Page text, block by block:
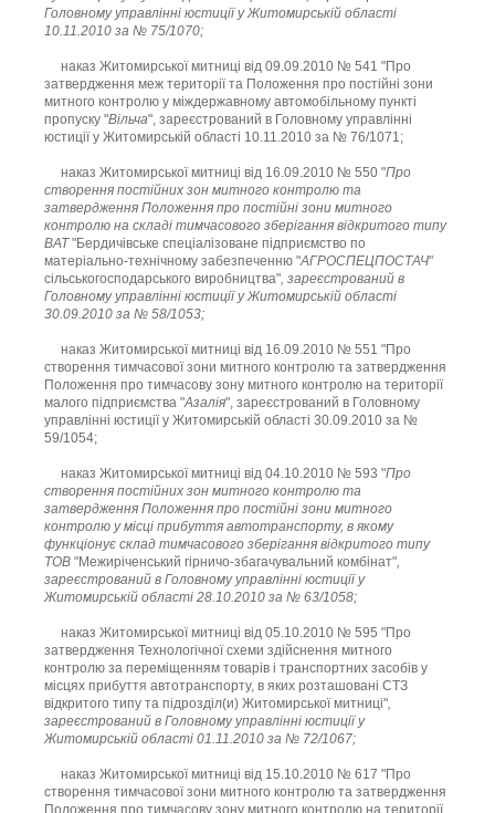
Головному управлінні юстиції у Житомирській області
10.11.2010 за № 75/1070;
наказ Житомирської митниці від 09.09.2010 № 541 "Про
затвердження меж території та Положення про постійні зони
митного контролю у міждержавному автомобільному пункті
пропуску "Вільча", зареєстрований в Головному управлінні
юстиції у Житомирській області 10.11.2010 за № 76/1071;
наказ Житомирської митниці від 16.09.2010 № 550 "Про
створення постійних зон митного контролю та
затвердження Положення про постійні зони митного
контролю на складі тимчасового зберігання відкритого типу
ВАТ"Бердичівське спеціалізоване підприємство по
матеріально-технічному забезпеченню "АГРОСПЕЦПОСТАЧ"
сільськогосподарського виробництва", зареєстрований в
Головному управлінні юстиції у Житомирській області
30.09.2010 за № 58/1053;
наказ Житомирської митниці від 16.09.2010 № 551 "Про
створення тимчасової зони митного контролю та затвердження
Положення про тимчасову зону митного контролю на території
малого підприємства "Азалія", зареєстрований в Головному
управлінні юстиції у Житомирській області 30.09.2010 за №
59/1054;
наказ Житомирської митниці від 04.10.2010 № 593 "Про
створення постійних зон митного контролю та
затвердження Положення про постійні зони митного
контролю у місці прибуття автотранспорту, в якому
функціонує склад тимчасового зберігання відкритого типу
ТОВ "Межиріченський гірничо-збагачувальний комбінат",
зареєстрований в Головному управлінні юстиції у
Житомирській області 28.10.2010 за № 63/1058;
наказ Житомирської митниці від 05.10.2010 № 595 "Про
затвердження Технологічної схеми здійснення митного
контролю за переміщенням товарів і транспортних засобів у
місцях прибуття автотранспорту, в яких розташовані СТЗ
відкритого типу та підрозділ(и) Житомирської митниці",
зареєстрований в Головному управлінні юстиції у
Житомирській області 01.11.2010 за № 72/1067;
наказ Житомирської митниці від 15.10.2010 № 617 "Про
створення тимчасової зони митного контролю та затвердження
Положення про тимчасову зону митного контролю на території